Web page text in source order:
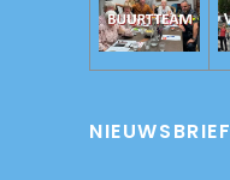
NIEUWSBRIEF